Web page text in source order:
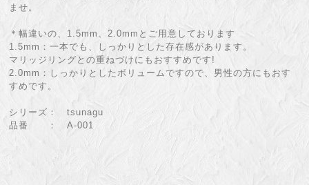
ませ。
＊幅違いの、1.5mm、2.0mmとご用意しております
1.5mm：一本でも、しっかりとした存在感があります。
マリッジリングとの重ねづけにもおすすめです!
2.0mm：しっかりとしたボリュームですので、男性の方にもおす
すめです。
シリーズ： tsunagu
品番 ： A-001